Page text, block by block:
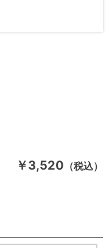
￥3,520 （税込）